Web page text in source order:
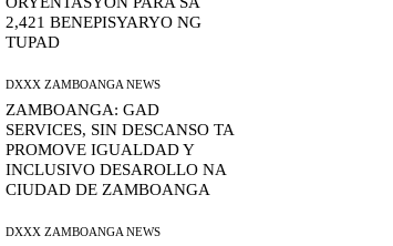
2,421 BENEPISYARYO NG
TUPAD
DXXX ZAMBOANGA NEWS
ZAMBOANGA: GAD
SERVICES, SIN DESCANSO TA
PROMOVE IGUALDAD Y
INCLUSIVO DESAROLLO NA
CIUDAD DE ZAMBOANGA
DXXX ZAMBOANGA NEWS